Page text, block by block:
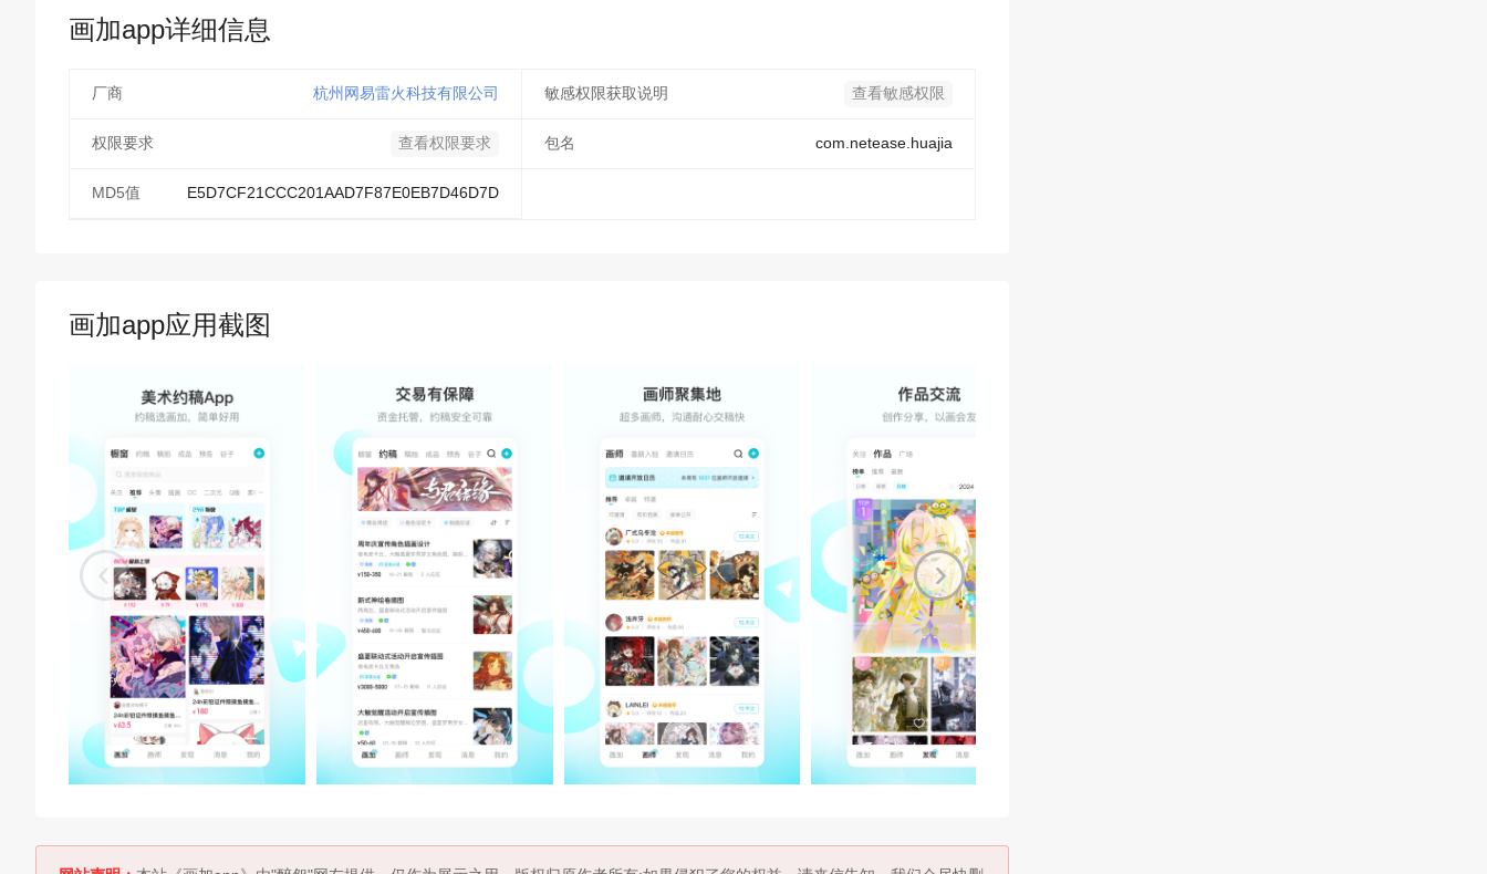
画加app详细信息
厂商 杭州网易雷火科技有限公司 敏感权限获取说明 查看敏感权限
权限要求 查看权限要求 包名 com.netease.huajia
MD5值 E5D7CF21CCC201AAD7F87E0EB7D46D7D
画加app应用截图